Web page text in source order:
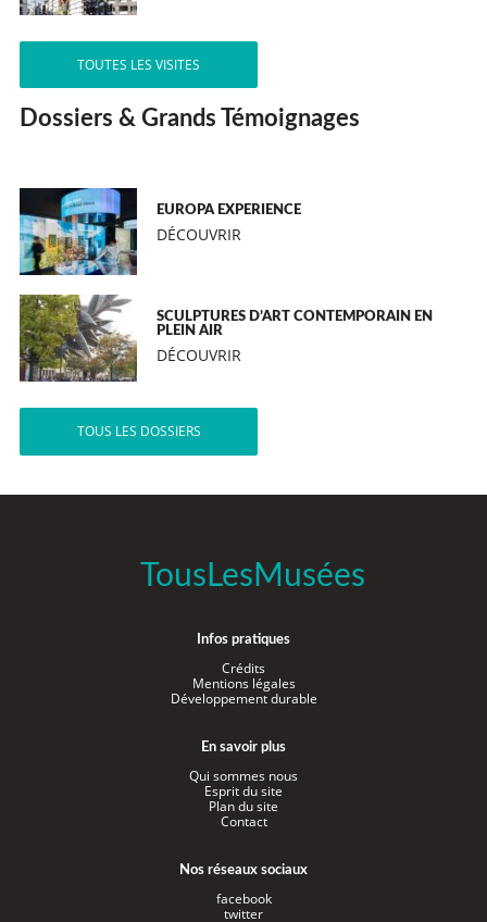
TOUTES LES VISITES
Dossiers & Grands Témoignages
EUROPA EXPERIENCE
DÉCOUVRIR
SCULPTURES D’ART CONTEMPORAIN EN
PLEIN AIR
DÉCOUVRIR
TOUS LES DOSSIERS
TousLesMusées
Infos pratiques
Crédits
Mentions légales
Développement durable
En savoir plus
Qui sommes nous
Esprit du site
Plan du site
Contact
Nos réseaux sociaux
facebook
twitter